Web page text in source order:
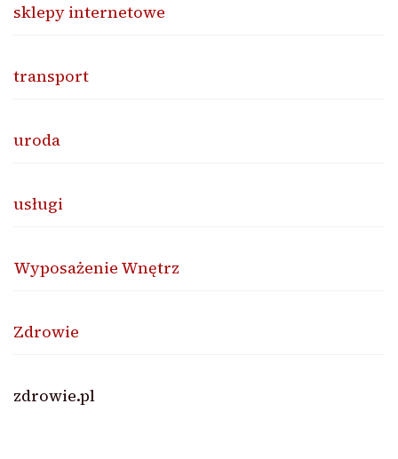
sklepy internetowe
transport
uroda
usługi
Wyposażenie Wnętrz
Zdrowie
zdrowie.pl